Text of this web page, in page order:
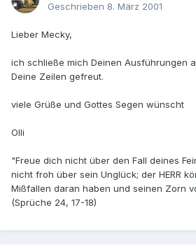
Geschrieben 8. März 2001
Lieber Mecky,
ich schließe mich Deinen Ausführungen
Deine Zeilen gefreut.
viele Grüße und Gottes Segen wünscht
Olli
"Freue dich nicht über den Fall deines
nicht froh über sein Unglück; der HERR
Mißfallen daran haben und seinen Zorn
(Sprüche 24, 17-18)